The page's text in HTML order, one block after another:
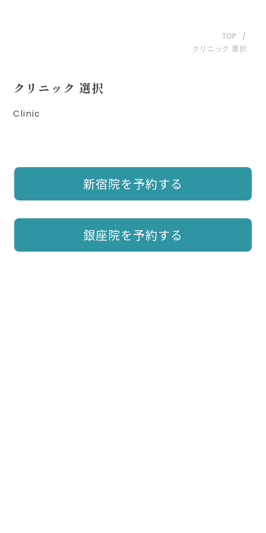
TOP
クリニック 選択
クリニック 選択
Clinic
新宿院を予約する
銀座院を予約する